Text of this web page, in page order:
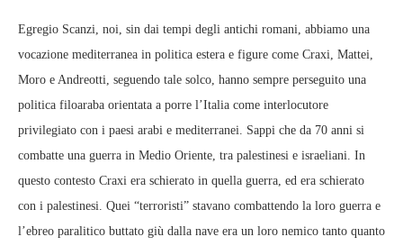
Egregio Scanzi, noi, sin dai tempi degli antichi romani, abbiamo una
vocazione mediterranea in politica estera e figure come Craxi, Mattei,
Moro e Andreotti, seguendo tale solco, hanno sempre perseguito una
politica filoaraba orientata a porre l’Italia come interlocutore
privilegiato con i paesi arabi e mediterranei. Sappi che da 70 anni si
combatte una guerra in Medio Oriente, tra palestinesi e israeliani. In
questo contesto Craxi era schierato in quella guerra, ed era schierato
con i palestinesi. Quei “terroristi” stavano combattendo la loro guerra e
l’ebreo paralitico buttato giù dalla nave era un loro nemico tanto quanto